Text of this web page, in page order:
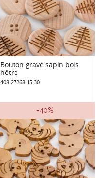
Bouton gravé sapin bois
hêtre
408 27268 15 30
-40%